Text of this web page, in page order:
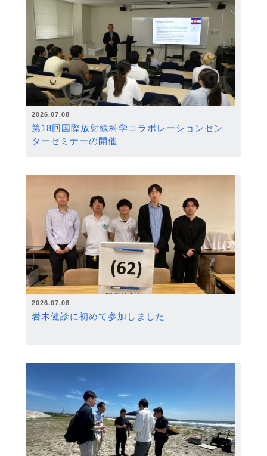
2026.07.08
第18回国際放射線科学コラボレーションセン
ターセミナーの開催
2026.07.08
岩木健診に初めて参加しました